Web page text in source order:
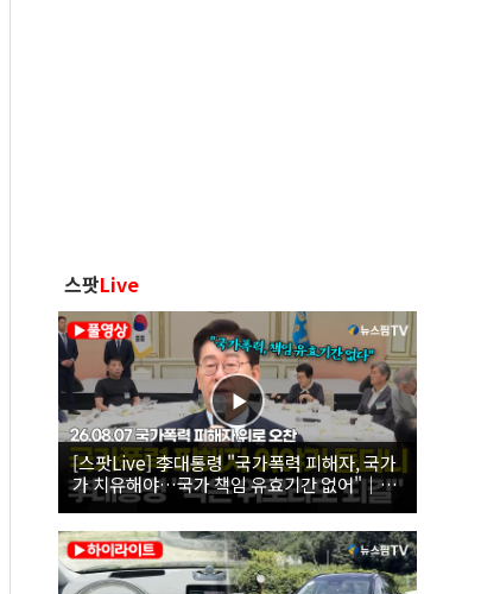
스팟Live
[스팟Live] 李대통령 "국가폭력 피해자, 국가
가 치유해야…국가 책임 유효기간 없어"｜
26.08.07 국가폭력 피해자 위로 오찬